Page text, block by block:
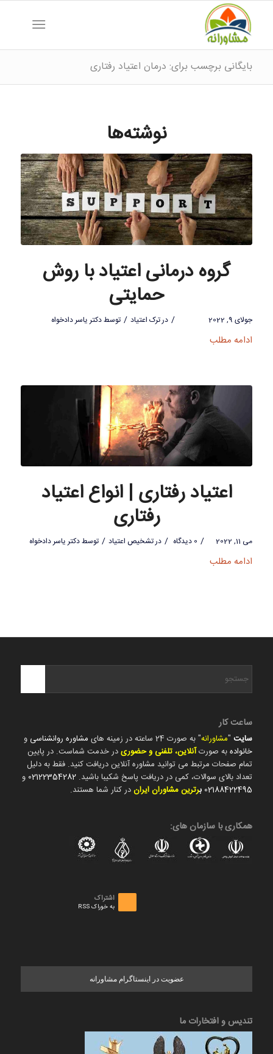
بایگانی برچسب برای: درمان اعتیاد رفتاری
نوشته‌ها
گروه درمانی اعتیاد با روش
حمایتی
جولای 9, 2022 / درترک اعتیاد / توسطدکتر یاسر دادخواه
ادامه مطلب
اعتیاد رفتاری | انواع اعتیاد
رفتاری
می 11, 2022 / 0 دیدگاه / درتشخیص اعتیاد / توسطدکتر یاسر دادخواه
ادامه مطلب
ساعت کار
سایت"مشاورانه" به صورت 24 ساعته در زمینه های مشاوره روانشناسی و
خانوادهبه صورتآنلاین، تلفنی و حضوریدر خدمت شماست. در پایین
تمام صفحات مرتبط می توانید مشاوره آنلاین دریافت کنید. فقط به دلیل
تعداد بالای سوالات، کمی در دریافت پاسخ شکیبا باشید. 02122354282 و
02188422495 برترین مشاوران ایراندر کنار شما هستند.
همکاری با سازمان های:
اشتراک
به خوراک RSS
عضویت در اینستاگرام مشاورانه
تندیس و افتخارات ما